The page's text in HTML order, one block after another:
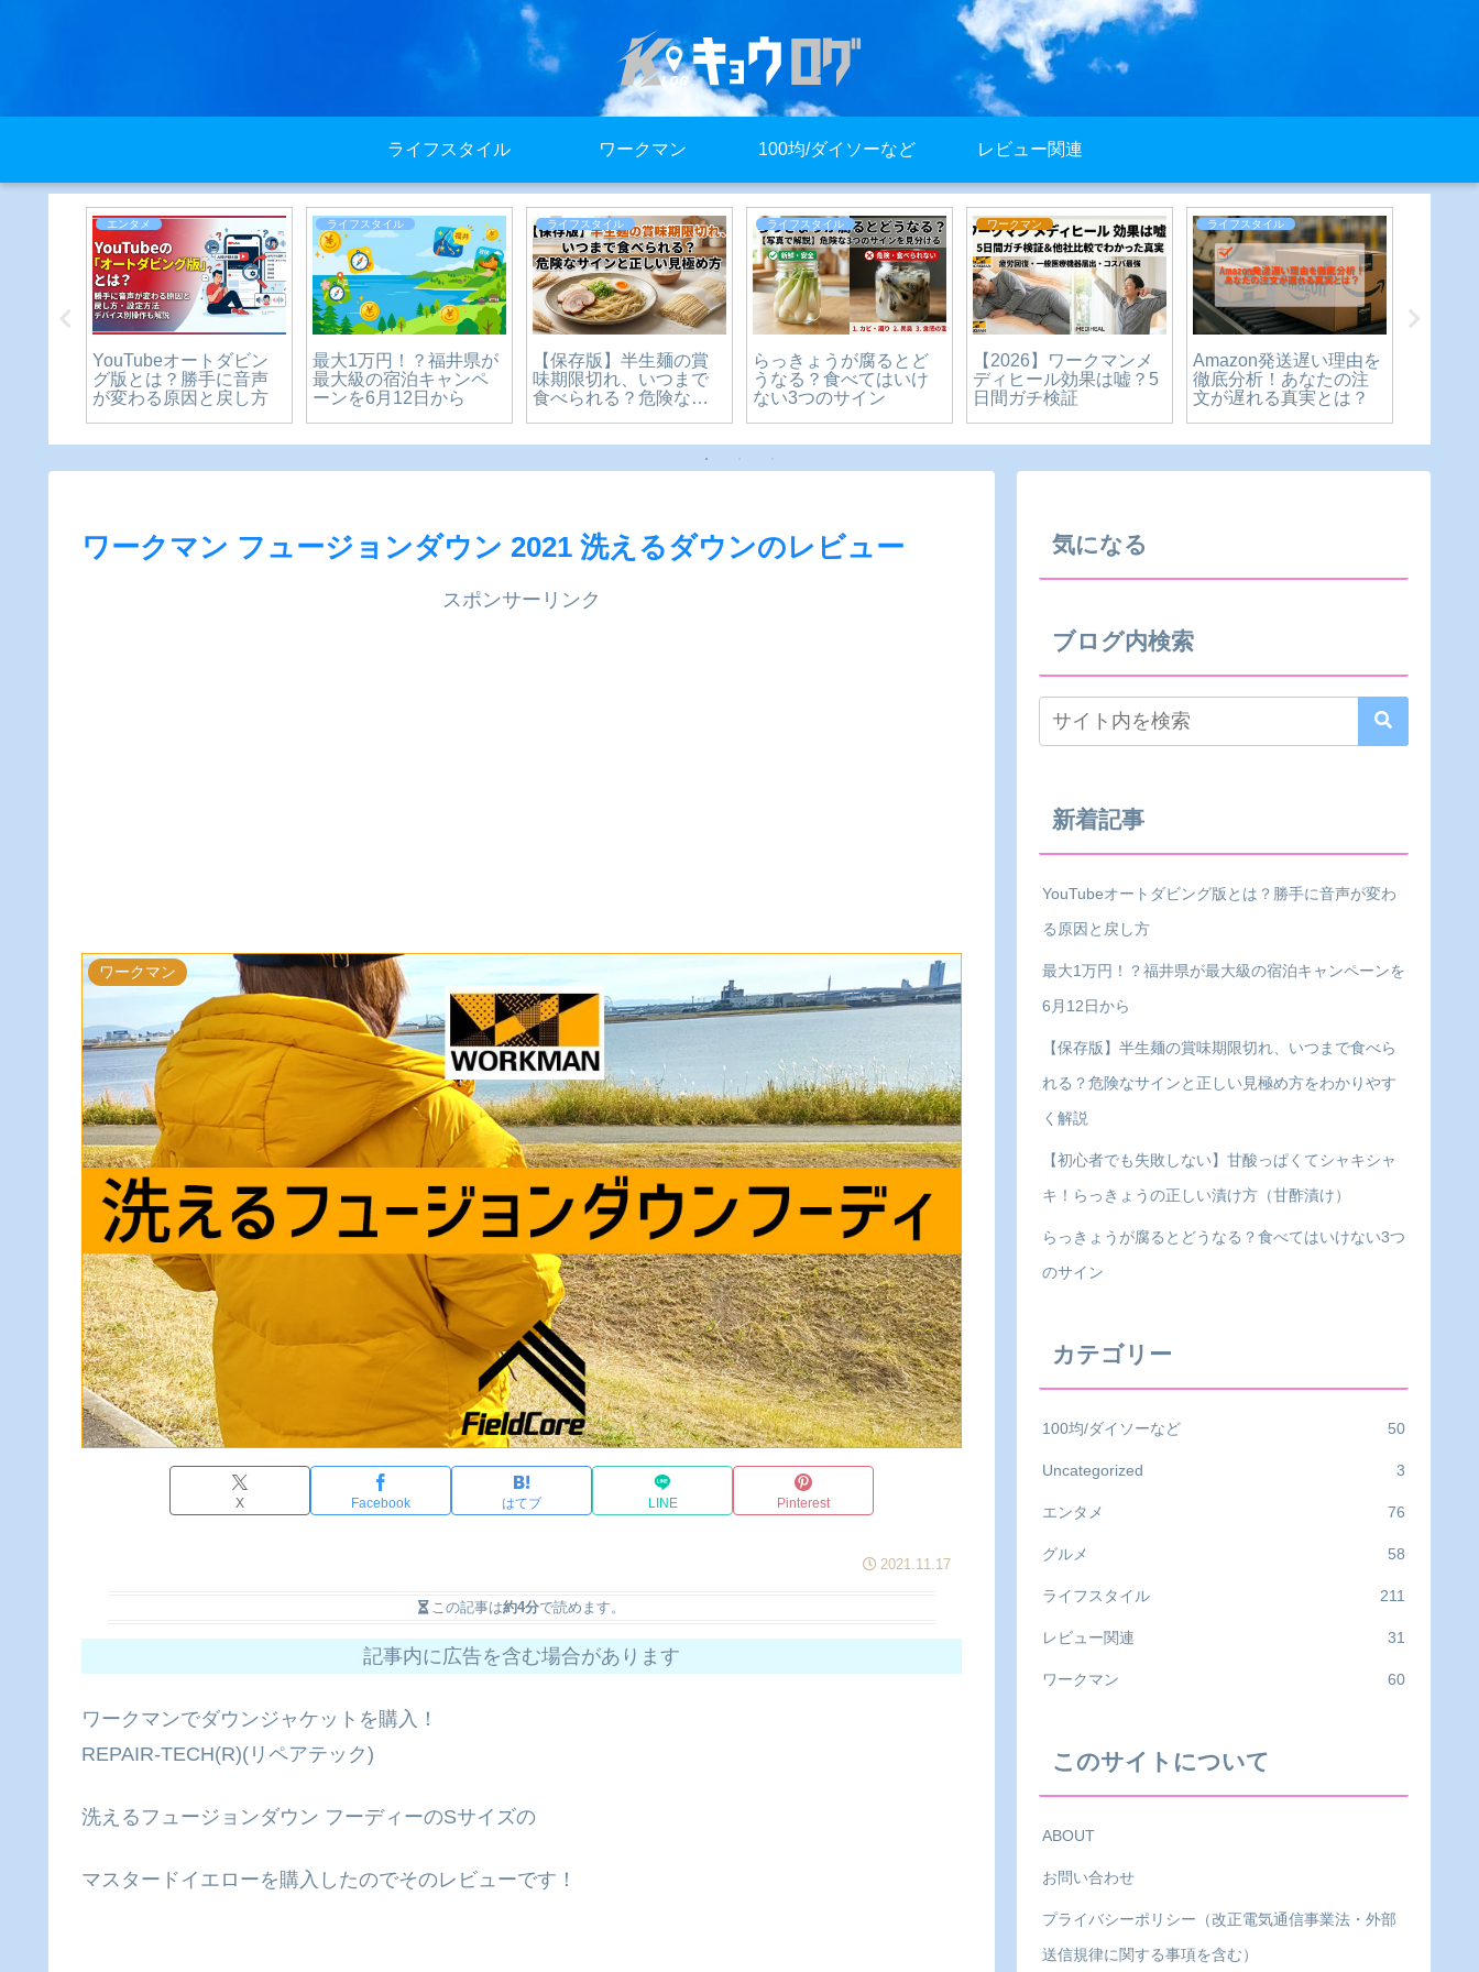
ライフスタイル ワークマン 100均/ダイソーなど レビュー関連
ライフスタイル
中学生以下とは？いつ
までが対象？「中学生
は入る？」料金や制限
ライフスタイル
厄払いの服装カジュア
ルでも大丈夫？神社参
拝のマナー完全ガイド
ライフスタイル
コストコ家族カードは
本人がいなくても使え
る？本人不在時の入店
ライフスタイル
decoチョコボールチェ
ーンどこに売ってる？
販売店まとめ
ライフスタイル
【保存版】りんごのお
弁当持って行き方｜変
色せず鮮度キープの簡
ライフスタイル
お見舞い金のお札の向
きとマナー｜正しい入
れ方を解説
ワークマン フュージョンダウン 2021 洗えるダウンのレビュー
スポンサーリンク
ワークマン
X Facebook はてブ LINE Pinterest
2021.11.17
この記事は約4分で読めます。
記事内に広告を含む場合があります
ワークマンでダウンジャケットを購入！
REPAIR-TECH(R)(リペアテック)
洗えるフュージョンダウン フーディーのSサイズの
マスタードイエローを購入したのでそのレビューです！
気になる
ブログ内検索
新着記事
YouTubeオートダビング版とは？勝手に音声が変わ
る原因と戻し方
最大1万円！？福井県が最大級の宿泊キャンペーンを
6月12日から
【保存版】半生麺の賞味期限切れ、いつまで食べら
れる？危険なサインと正しい見極め方をわかりやす
く解説
【初心者でも失敗しない】甘酸っぱくてシャキシャ
キ！らっきょうの正しい漬け方（甘酢漬け）
らっきょうが腐るとどうなる？食べてはいけない3つ
のサイン
カテゴリー
100均/ダイソーなど 50
Uncategorized 3
エンタメ 76
グルメ 58
ライフスタイル 211
レビュー関連 31
ワークマン 60
このサイトについて
ABOUT
お問い合わせ
プライバシーポリシー（改正電気通信事業法・外部
送信規律に関する事項を含む）